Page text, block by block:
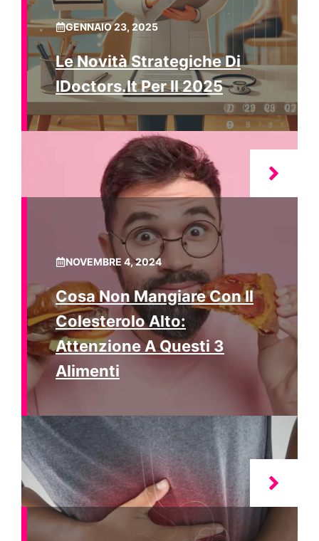
GENNAIO 23, 2025
Le Novità Strategiche Di
IDoctors.it Per Il 2025
NOVEMBRE 4, 2024
Cosa Non Mangiare Con Il
Colesterolo Alto:
Attenzione A Questi 3
Alimenti